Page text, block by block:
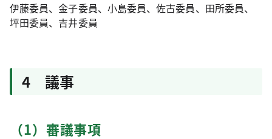
伊藤委員、金子委員、小島委員、佐古委員、田所委員、
坪田委員、吉井委員
4 議事
（1）審議事項